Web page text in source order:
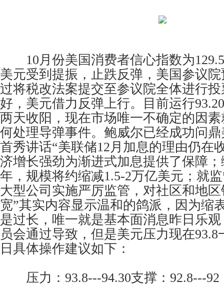
10月份美国消费者信心指数为129.5
美元受到提振，止跌反弹，美国参议
过将税改法案提交至参议院全体进行
好，美元借力反弹上行。目前运行
两天收阳，现在市场唯一不确定的因
何处理导弹事件。鲍威尔已经成功问
首秀讲话“美联储12月加息的理由仍在
济增长强劲为渐进式加息提供了保障
年，规模将约缩减1.5-2万亿美元；就
大型公司实施严厉监管，对社区和地
宽”其实内容显示温和的鸽派，因为缩
是过长，唯一就是基本面消息昨日乐
员会通过导致，但是美元压力现在
日具体操作建议如下：
压力：93.8---94.30支撑：92.8---92